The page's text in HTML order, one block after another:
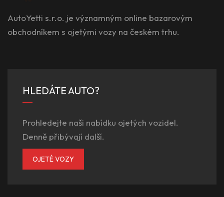
AutoYetti s.r.o. je významným online bazarovým
obchodníkem s ojetými vozy na českém trhu.
HLEDÁTE AUTO?
Prohledejte naši nabídku ojetých vozidel.
Denně přibývají další.
OJETÉ VOZY